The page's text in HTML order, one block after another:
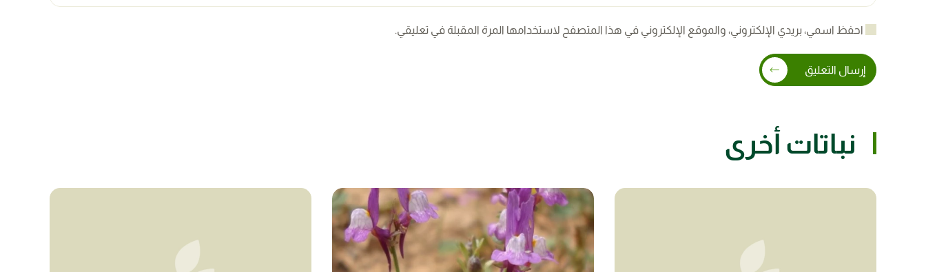
احفظ اسمي، بريدي الإلكتروني، والموقع الإلكتروني في هذا المتصفح لاستخدامها المرة المقبلة في تعليقي.
إرسال التعليق
نباتات أخرى